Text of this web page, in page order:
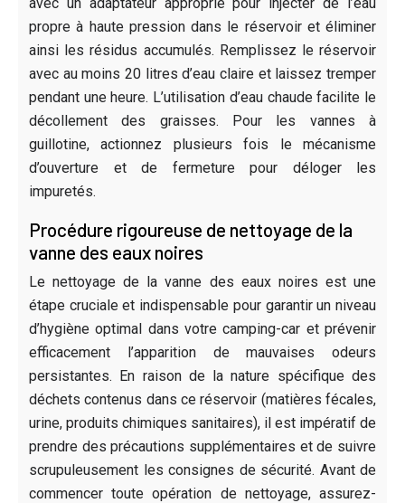
propre à haute pression dans le réservoir et éliminer
ainsi les résidus accumulés. Remplissez le réservoir
avec au moins 20 litres d’eau claire et laissez tremper
pendant une heure. L’utilisation d’eau chaude facilite le
décollement des graisses. Pour les vannes à
guillotine, actionnez plusieurs fois le mécanisme
d’ouverture et de fermeture pour déloger les
impuretés.
Procédure rigoureuse de nettoyage de la
vanne des eaux noires
Le nettoyage de la vanne des eaux noires est une
étape cruciale et indispensable pour garantir un niveau
d’hygiène optimal dans votre camping-car et prévenir
efficacement l’apparition de mauvaises odeurs
persistantes. En raison de la nature spécifique des
déchets contenus dans ce réservoir (matières fécales,
urine, produits chimiques sanitaires), il est impératif de
prendre des précautions supplémentaires et de suivre
scrupuleusement les consignes de sécurité. Avant de
commencer toute opération de nettoyage, assurez-